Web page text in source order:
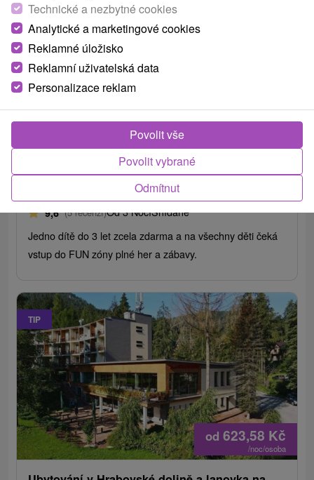
Léto v Hrabovské dolině plné dobrodružství,
odpočinkových aktivit a rodinných procházek
Hotel Hrabovo★★Hrabovská dolina
9,6 (5 recenzí)Od 3 NocíSnídaně
Jedno dítě do 3 let zcela zdarma a na všechny děti čeká
vstup do FUN zóny plné her a zábavy.
TIP
od 623,58 Kč
/noc/osoba
Technické a nezbytné cookies
Analytické a marketingové cookies
Reklamné úložisko
Reklamní uživatelská data
Personalizace reklam
Odmítnut
Povolit vybrané
Povolit vše